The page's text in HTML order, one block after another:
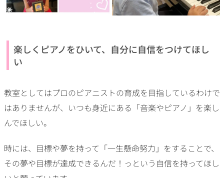
楽しくピアノをひいて、自分に自信をつけてほし
い
教室としてはプロのピアニストの育成を目指しているわけで
はありませんが、いつも身近にある「音楽やピアノ」を楽し
んでほしい。
時には、目標や夢を持って「一生懸命努力」をすることで、
その夢や目標が達成できるんだ！っという自信を持ってほし